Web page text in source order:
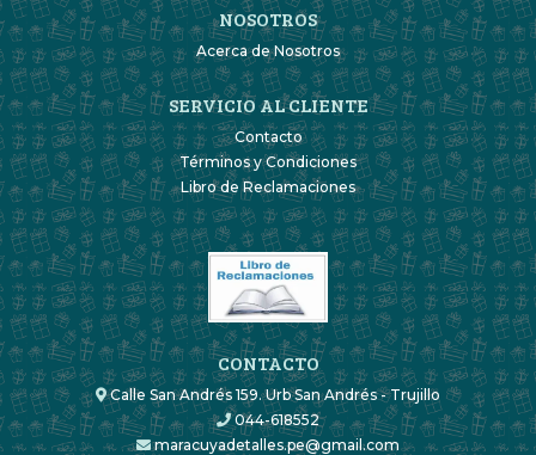
NOSOTROS
Acerca de Nosotros
SERVICIO AL CLIENTE
Contacto
Términos y Condiciones
Libro de Reclamaciones
CONTACTO
Calle San Andrés 159. Urb San Andrés - Trujillo
044-618552
maracuyadetalles.pe@gmail.com